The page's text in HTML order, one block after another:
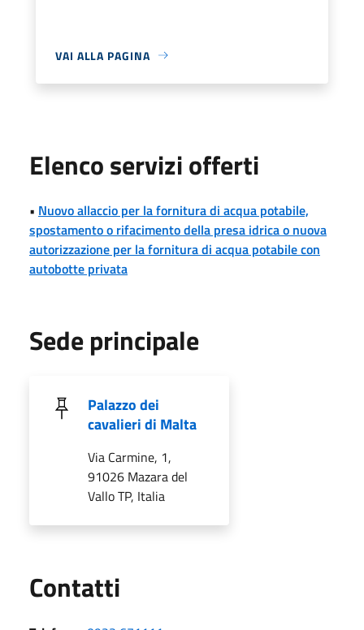
VAI ALLA PAGINA
Elenco servizi offerti
• Nuovo allaccio per la fornitura di acqua potabile,
spostamento o rifacimento della presa idrica o nuova
autorizzazione per la fornitura di acqua potabile con
autobotte privata
Sede principale
Palazzo dei
cavalieri di Malta
Via Carmine, 1,
91026 Mazara del
Vallo TP, Italia
Contatti